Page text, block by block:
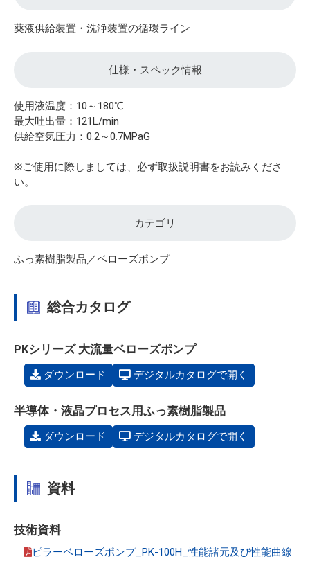
薬液供給装置・洗浄装置の循環ライン
仕様・スペック情報
使用液温度：10～180℃
最大吐出量：121L/min
供給空気圧力：0.2～0.7MPaG
※ご使用に際しましては、必ず取扱説明書をお読みくださ
い。
カテゴリ
ふっ素樹脂製品／ベローズポンプ
総合カタログ
PKシリーズ 大流量ベローズポンプ
ダウンロード デジタルカタログで開く
半導体・液晶プロセス用ふっ素樹脂製品
ダウンロード デジタルカタログで開く
資料
技術資料
ピラーベローズポンプ_PK-100H_性能諸元及び性能曲線